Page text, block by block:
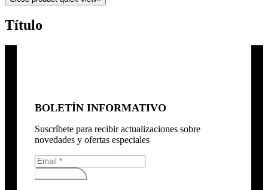
Título
BOLETÍN INFORMATIVO
Suscríbete para recibir actualizaciones sobre
novedades y ofertas especiales
Subscribirse